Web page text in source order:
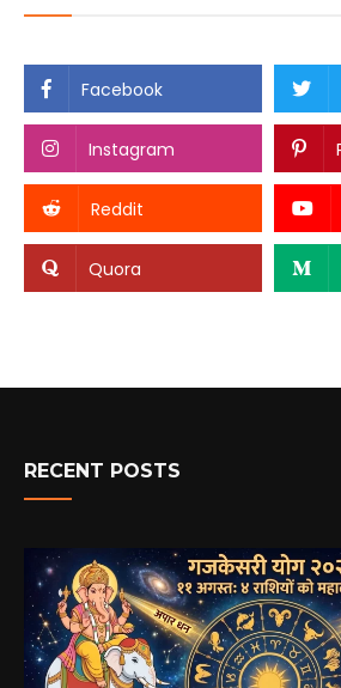
Facebook
Instagram
Reddit
Quora
RECENT POSTS